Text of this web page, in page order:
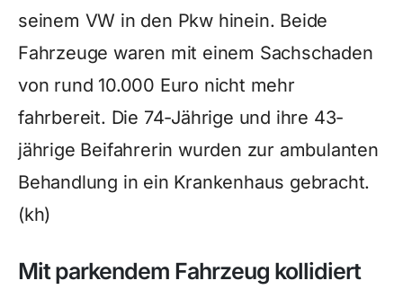
seinem VW in den Pkw hinein. Beide
Fahrzeuge waren mit einem Sachschaden
von rund 10.000 Euro nicht mehr
fahrbereit. Die 74-Jährige und ihre 43-
jährige Beifahrerin wurden zur ambulanten
Behandlung in ein Krankenhaus gebracht.
(kh)
Mit parkendem Fahrzeug kollidiert